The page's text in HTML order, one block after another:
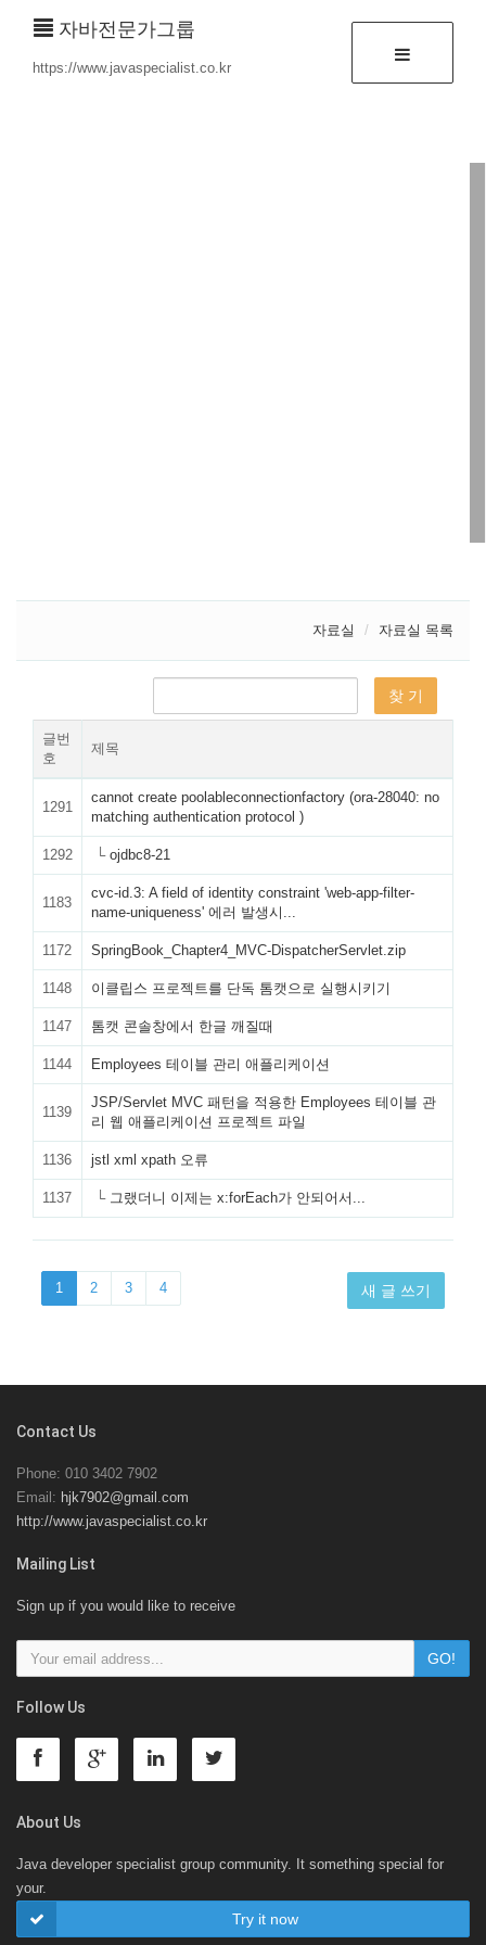
자바전문가그룹
https://www.javaspecialist.co.kr
자료실 자료실 목록
글번
호
제목
1291
cannot create poolableconnectionfactory (ora-28040: no
matching authentication protocol )
1292 └ ojdbc8-21
1183
cvc-id.3: A field of identity constraint 'web-app-filter-
name-uniqueness' 에러 발생시...
1172 SpringBook_Chapter4_MVC-DispatcherServlet.zip
1148 이클립스 프로젝트를 단독 톰캣으로 실행시키기
1147 톰캣 콘솔창에서 한글 깨질때
1144 Employees 테이블 관리 애플리케이션
1139
JSP/Servlet MVC 패턴을 적용한 Employees 테이블 관
리 웹 애플리케이션 프로젝트 파일
1136 jstl xml xpath 오류
1137 └ 그랬더니 이제는 x:forEach가 안되어서...
1 2 3 4 새 글 쓰기
Contact Us
Phone: 010 3402 7902
Email: hjk7902@gmail.com
http://www.javaspecialist.co.kr
Mailing List
Sign up if you would like to receive
Follow Us
About Us
Java developer specialist group community. It something special for
your.
Try it now